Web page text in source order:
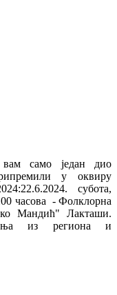
вам само један дио
у оквиру
субота,
часова - Фолклорна
Мандић" Лакташи.
из региона и